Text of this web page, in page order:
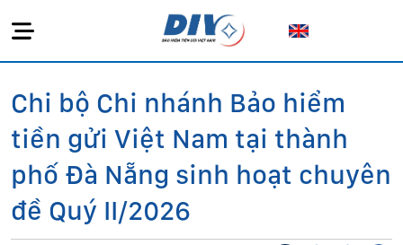
Chi bộ Chi nhánh Bảo hiểm
tiền gửi Việt Nam tại thành
phố Đà Nẵng sinh hoạt chuyên
đề Quý II/2026